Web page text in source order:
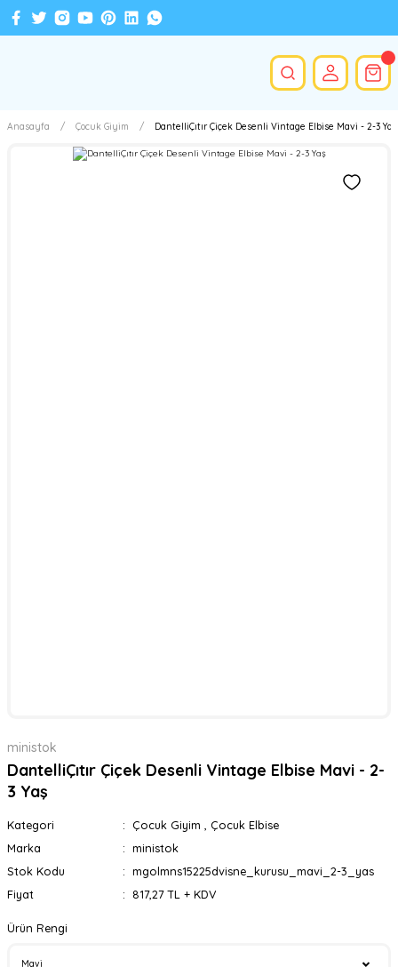
Anasayfa Çocuk Giyim DantelliÇıtır Çiçek Desenli Vintage Elbise Mavi - 2-3 Yaş
ministok
DantelliÇıtır Çiçek Desenli Vintage Elbise Mavi - 2-
3 Yaş
Kategori Çocuk Giyim
Çocuk Elbise
Marka
ministok
Stok Kodu
mgolmns15225dvisne_kurusu_mavi_2-3_yas
Fiyat
817,27 TL + KDV
Ürün Rengi